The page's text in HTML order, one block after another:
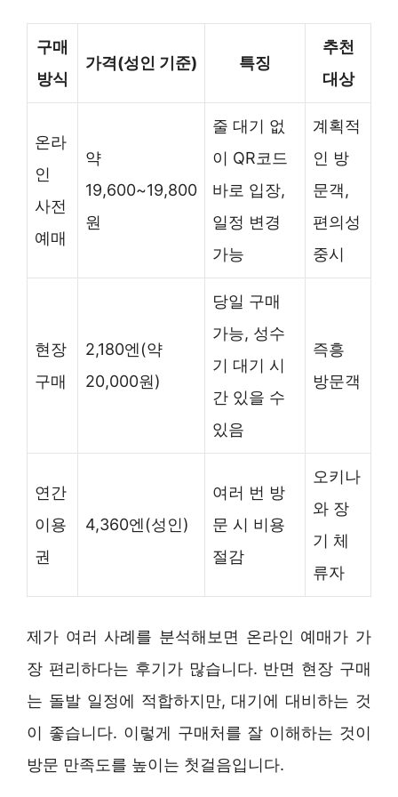
구매
방식
가격(성인 기준) 특징
추천
대상
온라
인
사전
예매
약
19,600~19,800
원
줄 대기 없
이 QR코드
바로 입장,
일정 변경
가능
계획적
인 방
문객,
편의성
중시
현장
구매
2,180엔(약
20,000원)
당일 구매
가능, 성수
기 대기 시
간 있을 수
있음
즉흥
방문객
연간
이용
권
4,360엔(성인)
여러 번 방
문 시 비용
절감
오키나
와 장
기 체
류자
제가 여러 사례를 분석해보면 온라인 예매가 가
장 편리하다는 후기가 많습니다. 반면 현장 구매
는 돌발 일정에 적합하지만, 대기에 대비하는 것
이 좋습니다. 이렇게 구매처를 잘 이해하는 것이
방문 만족도를 높이는 첫걸음입니다.